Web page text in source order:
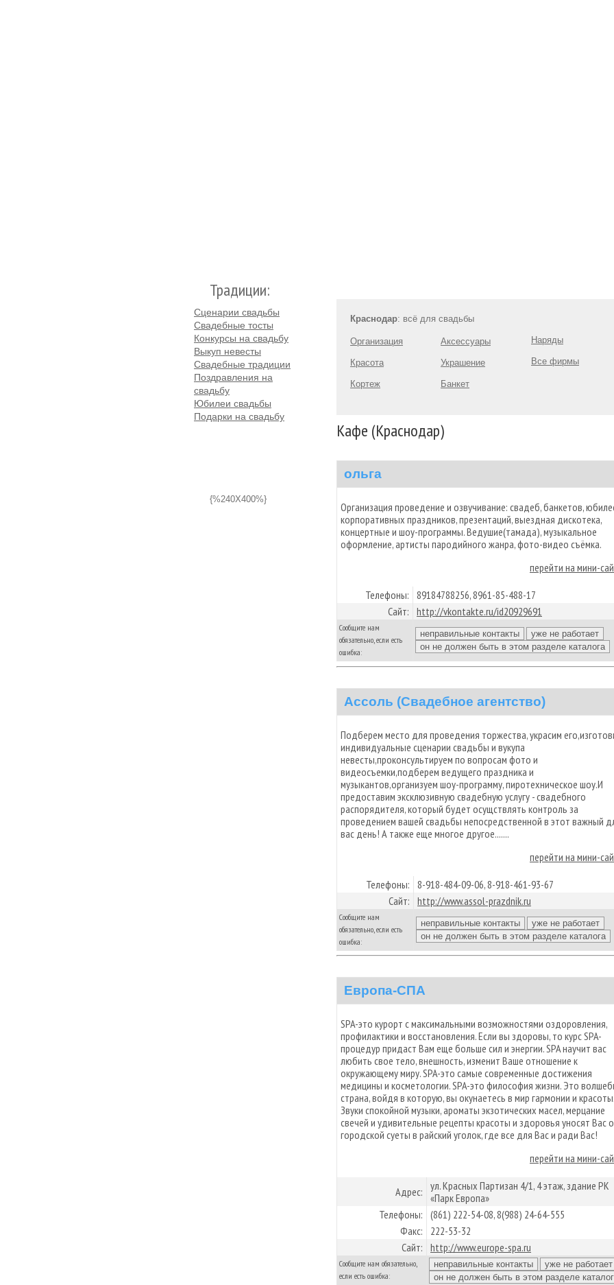
Традиции:
Сценарии свадьбы
Свадебные тосты
Конкурсы на свадьбу
Выкуп невесты
Свадебные традиции
Поздравления на
свадьбу
Юбилеи свадьбы
Подарки на свадьбу
{%240X400%}
Краснодар: всё для свадьбы
Организация
Красота
Кортеж
Аксессуары
Украшение
Банкет
Наряды
Все фирмы
Кафе (Краснодар)
ольга
Организация проведение и озвучивание: свадеб, банкетов,
корпоративных праздников, презентаций, выездная дискотека,
концертные и шоу-программы. Ведушие(тамада), музыкальное
оформление, артисты пародийного жанра, фото-видео съёмка.
перейти на мини-
Телефоны: 89184788256, 8961-85-488-17
Сайт: http://vkontakte.ru/id20929691
Сообщите нам
обязательно, если есть
ошибка:
Ассоль (Свадебное агентство)
Подберем место для проведения торжества, украсим
индивидуальные сценарии свадьбы и вукупа
невесты,проконсультируем по вопросам фото и
видеосъемки,подберем ведущего праздника и
музыкантов,организуем шоу-программу, пиротехническое шоу.И
предоставим эксклюзивную свадебную услугу - свадебного
распорядителя, который будет осущствлять контроль за
проведением вашей свадьбы непосредственной в этот важный
вас день! А также еще многое другое.......
перейти на мини-
Телефоны: 8-918-484-09-06, 8-918-461-93-67
Сайт: http://www.assol-prazdnik.ru
Сообщите нам
обязательно, если есть
ошибка:
Европа-СПА
SPA-это курорт с максимальными возможностями оздоровления,
профилактики и восстановления. Если вы здоровы, то курс SPA-
процедур придаст Вам еще больше сил и энергии. SPA научит вас
любить свое тело, внешность, изменит Ваше отношение к
окружающему миру. SPA-это самые современные достижения
медицины и косметологии. SPA-это философия жизни. Это
страна, войдя в которую, вы окунаетесь в мир гармонии и красоты.
Звуки спокойной музыки, ароматы экзотических масел, мерцание
свечей и удивительные рецепты красоты и здоровья уносят Вас
городской суеты в райский уголок, где все для Вас и ради Вас!
перейти на мини-
Адрес: ул. Красных Партизан 4/1, 4 этаж, здание РК
«Парк Европа»
Телефоны: (861) 222-54-08, 8(988) 24-64-555
Факс:
222-53-32
Сайт: http://www.europe-spa.ru
Сообщите нам обязательно,
если есть ошибка: